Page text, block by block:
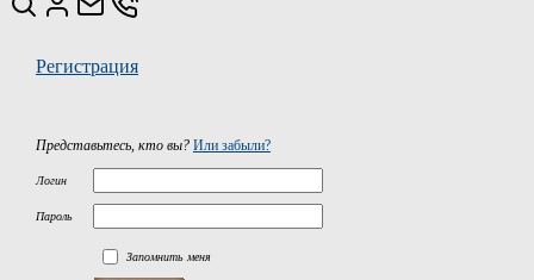
Регистрация
Представьтесь, кто вы? Или забыли?
Логин
Пароль
Запомнить меня